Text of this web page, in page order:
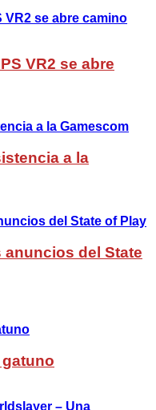
VR2 se abre
a la
del State